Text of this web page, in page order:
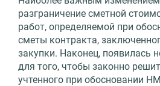
разграничение сметной
работ, определяемой при
сметы контракта,
закупки. Наконец, появилась
для того, чтобы законно
учтенного при обосновании